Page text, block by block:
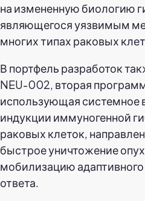
на измененную биологию
являющегося уязвимым
многих типах раковых
В портфель разработок
NEU-002, вторая
использующая системное
индукции иммуногенной
раковых клеток,
быстрое уничтожение
мобилизацию
ответа.